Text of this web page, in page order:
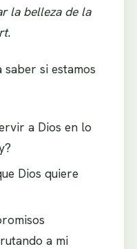
la belleza de la
si estamos
a Dios en lo
Dios quiere
a mi